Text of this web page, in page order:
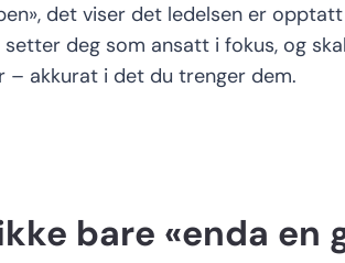
,det viser det ledelsen er opptatt
setter deg som ansatt i fokus, og
– akkurat i det du trenger dem.
bare «enda en